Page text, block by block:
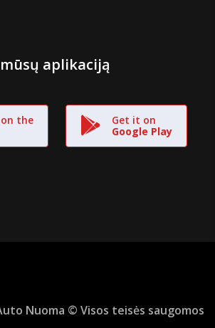
aplikaciją
the
Get it on
Google Play
Nuoma © Visos teisės saugomos